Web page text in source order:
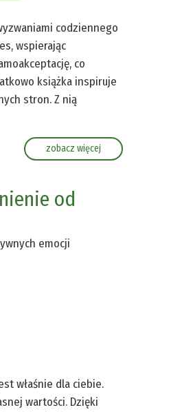
codziennego
wspierając
co
książka inspiruje
stron. Z nią
zobacz więcej
od
emocji
właśnie dla ciebie.
wartości. Dzięki